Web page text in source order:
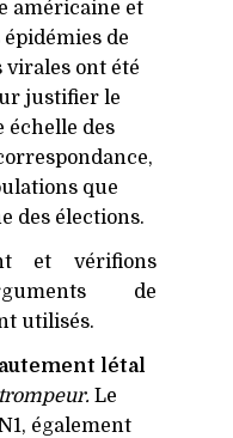
américaine et
épidémies de
virales ont été
justifier le
échelle des
que
des élections.
et vérifions
de
utilisés.
létal
Le
, également